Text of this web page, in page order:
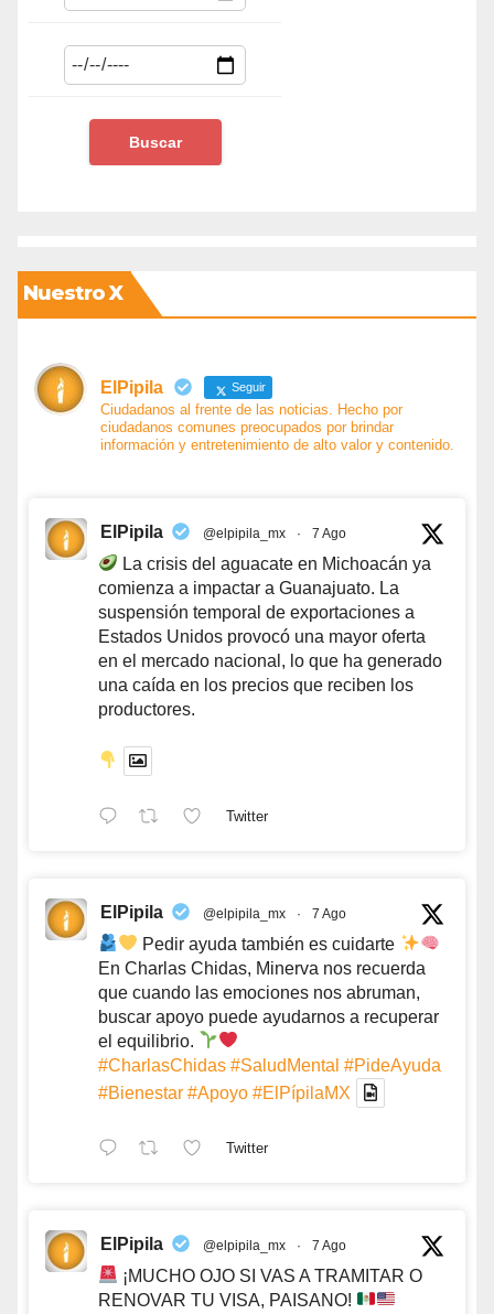
Nuestro X
ElPipila Seguir
Ciudadanos al frente de las noticias. Hecho por
ciudadanos comunes preocupados por brindar
información y entretenimiento de alto valor y contenido.
ElPipila @elpipila_mx · 7 Ago
La crisis del aguacate en Michoacán ya
comienza a impactar a Guanajuato. La
suspensión temporal de exportaciones a
Estados Unidos provocó una mayor oferta
en el mercado nacional, lo que ha generado
una caída en los precios que reciben los
productores.
Twitter
ElPipila @elpipila_mx · 7 Ago
Pedir ayuda también es cuidarte
En Charlas Chidas, Minerva nos recuerda
que cuando las emociones nos abruman,
buscar apoyo puede ayudarnos a recuperar
el equilibrio.
#CharlasChidas #SaludMental #PideAyuda
#Bienestar #Apoyo #ElPípilaMX
Twitter
ElPipila @elpipila_mx · 7 Ago
¡MUCHO OJO SI VAS A TRAMITAR O
RENOVAR TU VISA, PAISANO!